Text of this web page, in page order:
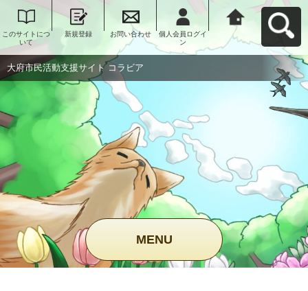
このサイトにつ
いて
新規登録 お問い合わせ
個人会員ログイ
ン
大府市民活動支
援サイト コラビ
アへ戻る
大府市民活動支援サイト コラビア
MENU